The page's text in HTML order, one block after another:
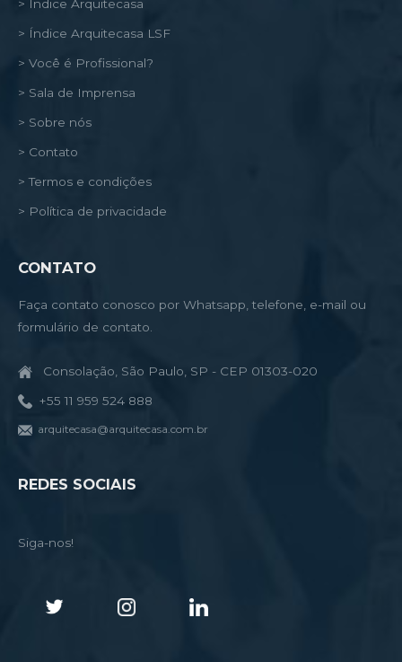
> Índice Arquitecasa
> Índice Arquitecasa LSF
> Você é Profissional?
> Sala de Imprensa
> Sobre nós
> Contato
> Termos e condições
> Política de privacidade
CONTATO
Faça contato conosco por Whatsapp, telefone, e-mail ou
formulário de contato.
Consolação, São Paulo, SP - CEP 01303-020
+55 11 959 524 888
arquitecasa@arquitecasa.com.br
REDES SOCIAIS
Siga-nos!